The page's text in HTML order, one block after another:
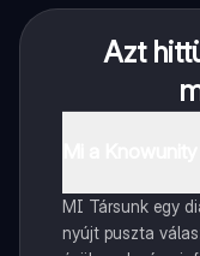
Azt
MI Társunk egy
nyújt puszta